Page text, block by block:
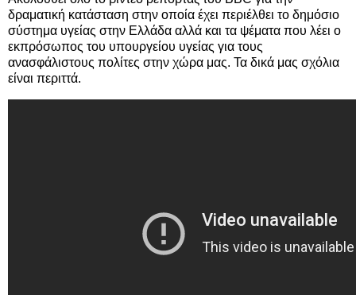
δραματική κατάσταση στην οποία έχει περιέλθει το δημόσιο
σύστημα υγείας στην Ελλάδα αλλά και τα ψέματα που λέει ο
εκπρόσωπος του υπουργείου υγείας για τους
ανασφάλιστους πολίτες στην χώρα μας. Τα δικά μας σχόλια
είναι περιττά.